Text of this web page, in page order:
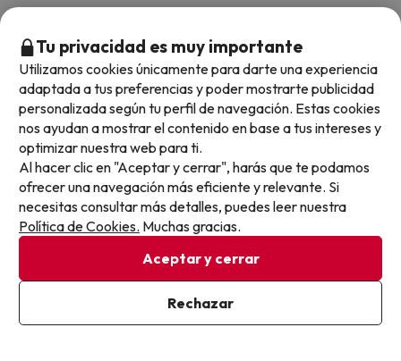
¿Quiénes somos?
Tarjeta Regalo
Buscounchollo en los medios
Blog
Web Corporativa
Proveedores
Opiniones de nuestros clientes
Viajes para grupos
Hoteles Andalucía
Hoteles Andorra
Hoteles Cataluña
Hoteles Portugal
Hoteles Valencia
Hoteles Salou
Top viajes destacados
Viajes con Niños
Viajes de Ciudad
Viajes de Novios
Viajes con mascotas
Chollos con Todo Incluido
Top fechas destacadas
Verano
Puente de Agosto
Vacaciones en Agosto
Vacaciones en Septiembre
Info y ayuda
Contáctanos
Preguntas frecuentes
Más de 3 MILLONES de descargas y una valoración de 4,7/5.
Tu privacidad es muy importante
Utilizamos cookies únicamente para darte una experiencia
adaptada a tus preferencias y poder mostrarte publicidad
personalizada según tu perfil de navegación. Estas cookies
nos ayudan a mostrar el contenido en base a tus intereses y
optimizar nuestra web para ti.
Al hacer clic en "Aceptar y cerrar", harás que te podamos
ofrecer una navegación más eficiente y relevante. Si
necesitas consultar más detalles, puedes leer nuestra
Política de Cookies. Muchas gracias.
Aceptar y cerrar
Rechazar